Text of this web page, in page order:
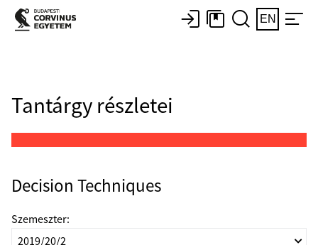
EN
Tantárgy részletei
Decision Techniques
Szemeszter: